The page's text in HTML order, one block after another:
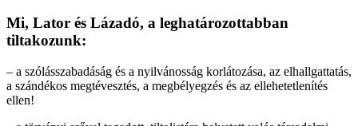
Mi, Lator és Lázadó, a leghatározottabban
tiltakozunk:
– a szólásszabadáság és a nyilvánosság korlátozása, az elhallgattatás,
a szándékos megtévesztés, a megbélyegzés és az ellehetetlenítés
ellen!